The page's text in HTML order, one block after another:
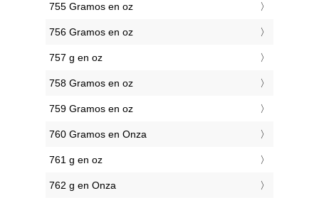
755 Gramos en oz
756 Gramos en oz
757 g en oz
758 Gramos en oz
759 Gramos en oz
760 Gramos en Onza
761 g en oz
762 g en Onza